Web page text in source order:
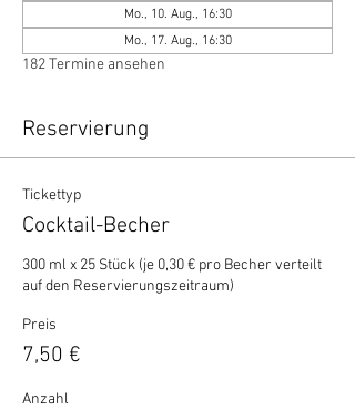
Mo., 10. Aug., 16:30
Mo., 17. Aug., 16:30
182 Termine ansehen
Reservierung
Tickettyp
Cocktail-Becher
300 ml x 25 Stück (je 0,30 € pro Becher verteilt
auf den Reservierungszeitraum)
Preis
7,50 €
Anzahl